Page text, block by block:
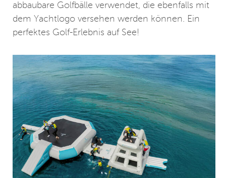
abbaubare Golfbälle verwendet, die ebenfalls mit
dem Yachtlogo versehen werden können. Ein
perfektes Golf-Erlebnis auf See!